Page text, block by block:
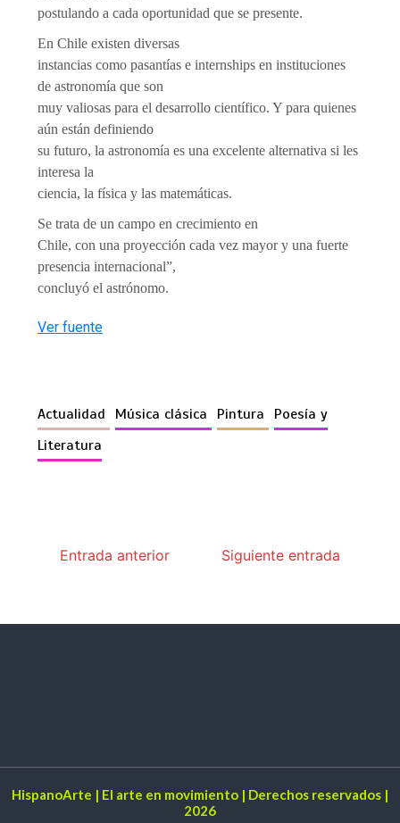
postulando a cada oportunidad que se presente.
En Chile existen diversas
instancias como pasantías e internships en instituciones
de astronomía que son
muy valiosas para el desarrollo científico. Y para quienes
aún están definiendo
su futuro, la astronomía es una excelente alternativa si les
interesa la
ciencia, la física y las matemáticas.
Se trata de un campo en crecimiento en
Chile, con una proyección cada vez mayor y una fuerte
presencia internacional”,
concluyó el astrónomo.
Ver fuente
Actualidad Música clásica Pintura
Poesía y
Literatura
Entrada anterior Siguiente entrada